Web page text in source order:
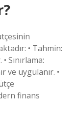
• Tahmin:
Sınırlama:
ve uygulanır. •
finans